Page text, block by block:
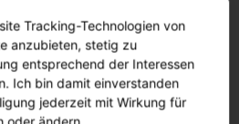
Arbeitszeiten bei Vollzeit
und Weiterbildung durch
sowie spannende
Tracking-Technologien von
anzubieten, stetig zu
entsprechend der Interessen
Ich bin damit einverstanden
jederzeit mit Wirkung für